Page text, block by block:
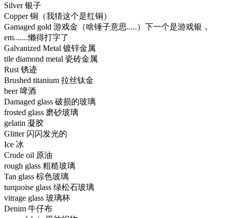
Silver 银子
Copper 铜（我猜这个是红铜）
Gamaged gold 游戏金（啥锤子意思.....）下一个是游戏银，
em.......懒得打字了
Galvanized Metal 镀锌金属
tile diamond metal 瓷砖金属
Rust 锈迹
Brushed titanium 拉丝钛金
beer 啤酒
Damaged glass 破损的玻璃
frosted glass 磨砂玻璃
gelatin 凝胶
Glitter 闪闪发光的
Ice 冰
Crude oil 原油
rough glass 粗糙玻璃
Tan glass 棕色玻璃
turquoise glass 绿松石玻璃
vitrage glass 玻璃杯
Denim 牛仔布